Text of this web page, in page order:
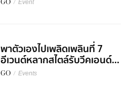
GO / Event
พาตัวเองไปเพลิดเพลินที่ 7
อีเวนต์หลากสไตล์รับวีคเอนด์...
GO / Events